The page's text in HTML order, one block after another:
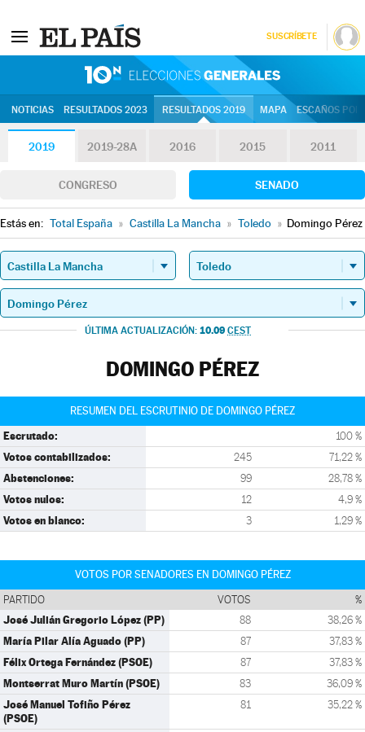
SUSCRÍBETE
NOTICIAS RESULTADOS 2023 RESULTADOS 2019 MAPA ESCAÑOS
2019 2019-28A 2016 2015 2011
CONGRESO SENADO
Estás en: Total España » Castilla La Mancha » Toledo » Domingo Pérez
ÚLTIMA ACTUALIZACIÓN: 10.09 CEST
DOMINGO PÉREZ
RESUMEN DEL ESCRUTINIO DE DOMINGO PÉREZ
Escrutado: 100 %
Votos contabilizados: 245 71,22 %
Abstenciones: 99 28,78 %
Votos nulos: 12 4,9 %
Votos en blanco: 3 1,29 %
VOTOS POR SENADORES EN DOMINGO PÉREZ
PARTIDO VOTOS %
José Julián Gregorio López (PP) 88 38,26 %
María Pilar Alía Aguado (PP) 87 37,83 %
Félix Ortega Fernández (PSOE) 87 37,83 %
Montserrat Muro Martín (PSOE) 83 36,09 %
José Manuel Tofiño Pérez
(PSOE)
81 35,22 %